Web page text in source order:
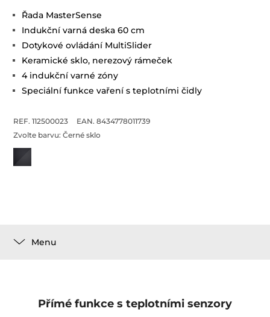
Řada MasterSense
Indukční varná deska 60 cm
Dotykové ovládání MultiSlider
Keramické sklo, nerezový rámeček
4 indukční varné zóny
Speciální funkce vaření s teplotními čidly
REF. 112500023
EAN. 8434778011739
Zvolte barvu:Černé sklo
Menu
Přímé funkce s teplotními senzory